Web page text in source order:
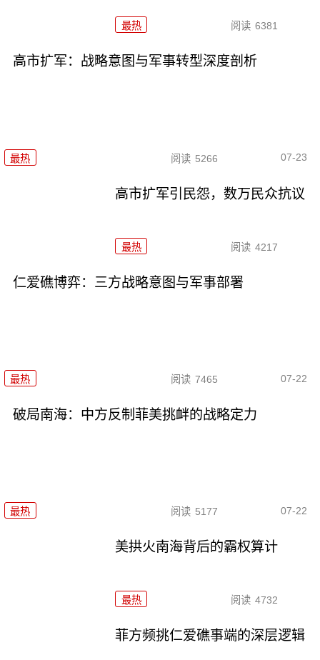
最热 阅读 6381
高市扩军：战略意图与军事转型深度剖析
最热 阅读 5266 07-23
高市扩军引民怨，数万民众抗议
最热 阅读 4217
仁爱礁博弈：三方战略意图与军事部署
最热 阅读 7465 07-22
破局南海：中方反制菲美挑衅的战略定力
最热 阅读 5177 07-22
美拱火南海背后的霸权算计
最热 阅读 4732
菲方频挑仁爱礁事端的深层逻辑